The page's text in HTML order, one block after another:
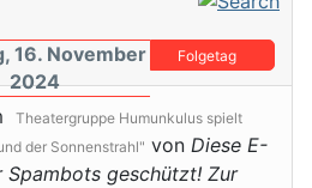
16. November
2024
Folgetag
Theatergruppe Humunkulus spielt
der Sonnenstrahl" von Diese E-
geschützt! Zur